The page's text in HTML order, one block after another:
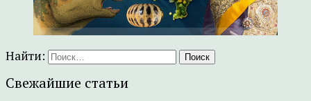
Найти:
Свежайшие статьи